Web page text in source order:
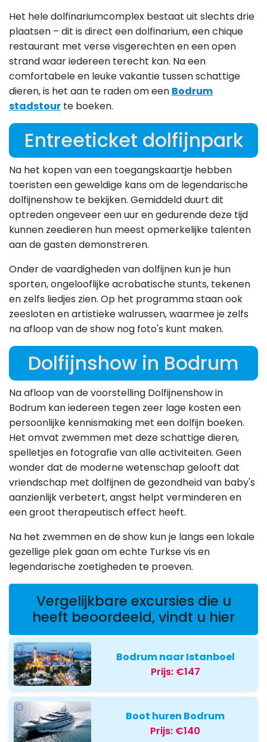
Het hele dolfinariumcomplex bestaat uit slechts drie
plaatsen – dit is direct een dolfinarium, een chique
restaurant met verse visgerechten en een open
strand waar iedereen terecht kan. Na een
comfortabele en leuke vakantie tussen schattige
dieren, is het aan te raden om een Bodrum
stadstour te boeken.
Entreeticket dolfijnpark
Na het kopen van een toegangskaartje hebben
toeristen een geweldige kans om de legendarische
dolfijnenshow te bekijken. Gemiddeld duurt dit
optreden ongeveer een uur en gedurende deze tijd
kunnen zeedieren hun meest opmerkelijke talenten
aan de gasten demonstreren.
Onder de vaardigheden van dolfijnen kun je hun
sporten, ongelooflijke acrobatische stunts, tekenen
en zelfs liedjes zien. Op het programma staan ​​ook
zeesloten en artistieke walrussen, waarmee je zelfs
na afloop van de show nog foto's kunt maken.
Dolfijnshow in Bodrum
Na afloop van de voorstelling Dolfijnenshow in
Bodrum kan iedereen tegen zeer lage kosten een
persoonlijke kennismaking met een dolfijn boeken.
Het omvat zwemmen met deze schattige dieren,
spelletjes en fotografie van alle activiteiten. Geen
wonder dat de moderne wetenschap gelooft dat
vriendschap met dolfijnen de gezondheid van baby's
aanzienlijk verbetert, angst helpt verminderen en
een groot therapeutisch effect heeft.
Na het zwemmen en de show kun je langs een lokale
gezellige plek gaan om echte Turkse vis en
legendarische zoetigheden te proeven.
Vergelijkbare excursies die u
heeft beoordeeld, vindt u hier
Bodrum naar Istanboel
Prijs: €147
Boot huren Bodrum
Prijs: €140